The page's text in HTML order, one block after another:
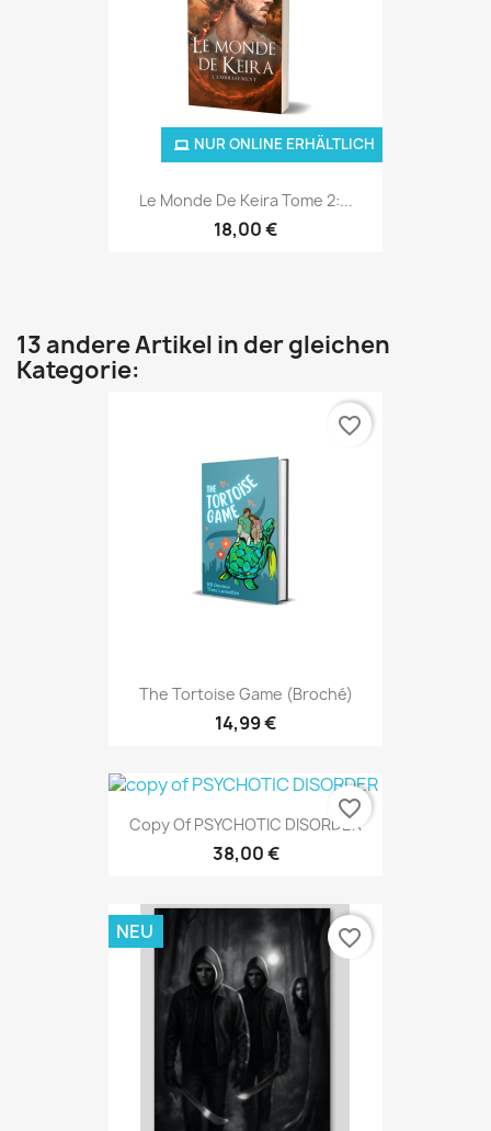
Le Monde De Keira Tome 2:...
18,00 €
NUR ONLINE ERHÄLTLICH
13 andere Artikel in der gleichen
Kategorie:
The Tortoise Game (broché)
14,99 €
favorite_border
Copy Of PSYCHOTIC DISORDER
38,00 €
NUR ONLINE ERHÄLTLICH
favorite_border
NEU favorite_border